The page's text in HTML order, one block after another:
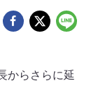
からさらに延